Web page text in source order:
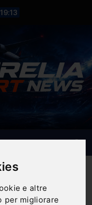
e altre
per migliorare
19:13